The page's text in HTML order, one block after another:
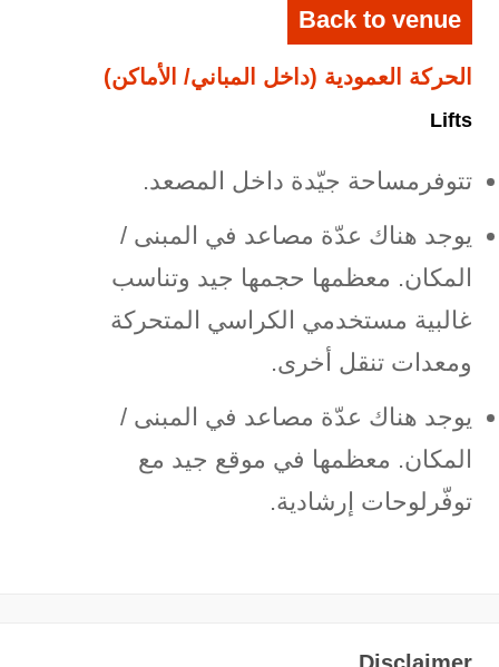
Back to venue
الحركة العمودية (داخل المباني/ الأماكن)
Lifts
تتوفرمساحة جيّدة داخل المصعد.
يوجد هناك عدّة مصاعد في المبنى /
المكان. معظمها حجمها جيد وتناسب
غالبية مستخدمي الكراسي المتحركة
ومعدات تنقل أخرى.
يوجد هناك عدّة مصاعد في المبنى /
المكان. معظمها في موقع جيد مع
توفّرلوحات إرشادية.